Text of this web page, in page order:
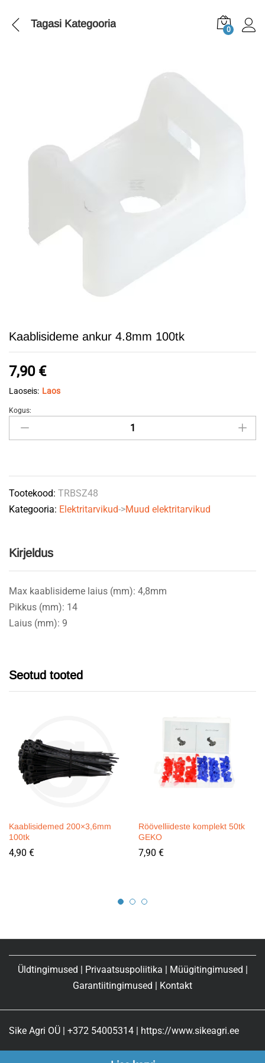
Tagasi Kategooria 0
Kaablisideme ankur 4.8mm 100tk
7,90 €
Laoseis: Laos
Kaablisideme
ankur
quantity
Kogus:
Tootekood: TRBSZ48
Kategooria: Elektritarvikud->Muud elektritarvikud
Kirjeldus
Max kaablisideme laius (mm): 4,8mm
Pikkus (mm): 14
Laius (mm): 9
Seotud tooted
Kaablisidemed 200×3,6mm
100tk
4,90 €
Röövelliideste komplekt 50tk
GEKO
7,90 €
Üldtingimused Privaatsuspoliitika Müügitingimused
Garantiitingimused
Kontakt
Sike Agri OÜ | +372 54005314 | https://www.sikeagri.ee